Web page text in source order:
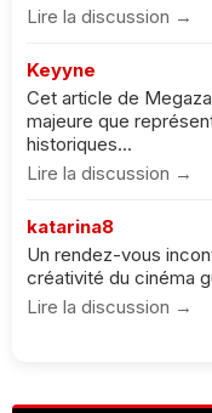
Lire la discussion →
Keyyne
Cet article de
majeure que
historiques...
Lire la discussion →
katarina8
Un rendez-vous
créativité du cinéma
Lire la discussion →